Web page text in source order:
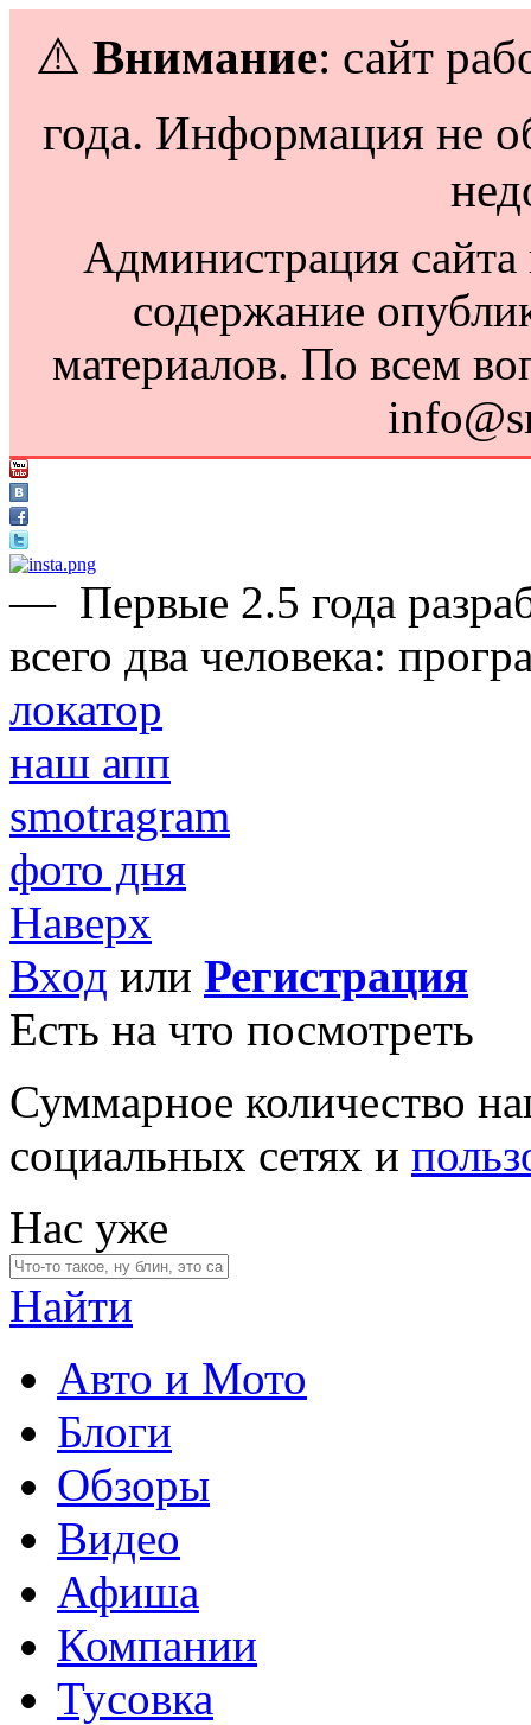
⚠️ Внимание: сайт
года. Информация не
Администрация сайта
содержание
материалов. По всем
— Первые 2.5 года
всего два человека:
локатор
наш апп
smotragram
фото дня
Наверх
Вход или Регистрация
Есть на что посмотреть
Суммарное количество
социальных сетях и
Нас уже
Найти
Авто и Мото
Блоги
Обзоры
Видео
Афиша
Компании
Тусовка